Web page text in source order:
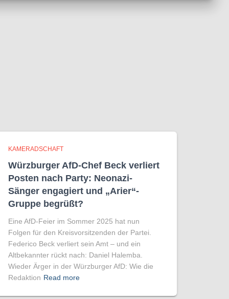
KAMERADSCHAFT
Würzburger AfD-Chef Beck verliert
Posten nach Party: Neonazi-
Sänger engagiert und „Arier“-
Gruppe begrüßt?
Eine AfD-Feier im Sommer 2025 hat nun
Folgen für den Kreisvorsitzenden der Partei.
Federico Beck verliert sein Amt – und ein
Altbekannter rückt nach: Daniel Halemba.
Wieder Ärger in der Würzburger AfD: Wie die
Redaktion Read more